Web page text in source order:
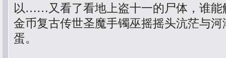
以……又看了看地上盗十一的尸体，谁能
金币复古传世圣魔手镯巫摇摇头沆茫与
蛋。